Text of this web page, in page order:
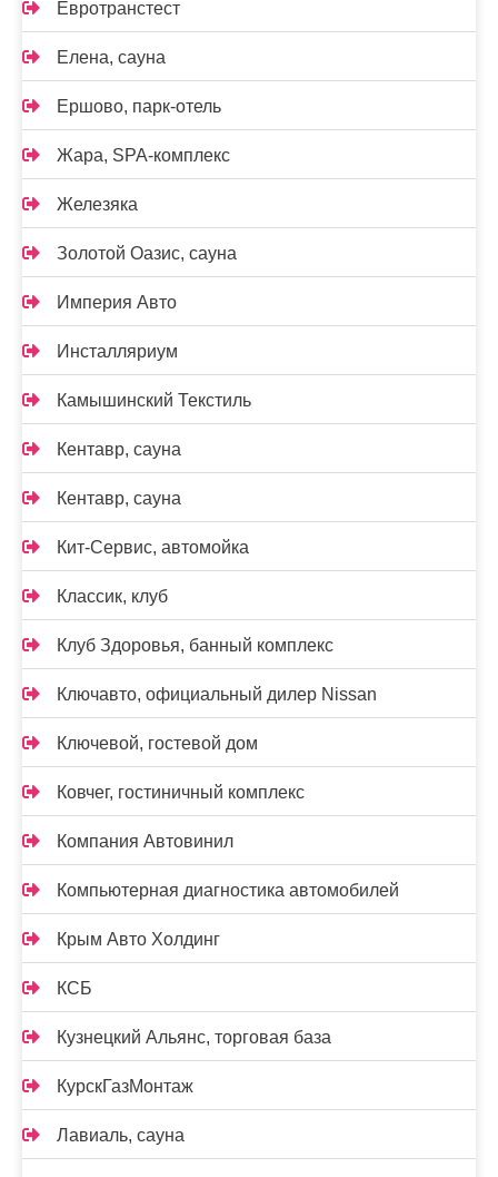
Евротранстест
Елена, сауна
Ершово, парк-отель
Жара, SPA-комплекс
Железяка
Золотой Оазис, сауна
Империя Авто
Инсталляриум
Камышинский Текстиль
Кентавр, сауна
Кентавр, сауна
Кит-Сервис, автомойка
Классик, клуб
Клуб Здоровья, банный комплекс
Ключавто, официальный дилер Nissan
Ключевой, гостевой дом
Ковчег, гостиничный комплекс
Компания Автовинил
Компьютерная диагностика автомобилей
Крым Авто Холдинг
КСБ
Кузнецкий Альянс, торговая база
КурскГазМонтаж
Лавиаль, сауна